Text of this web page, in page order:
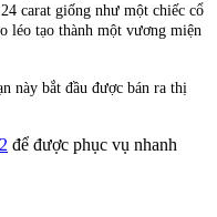
carat giống như một chiếc cổ
léo tạo thành một vương miện
này bắt đầu được bán ra thị
để được phục vụ nhanh